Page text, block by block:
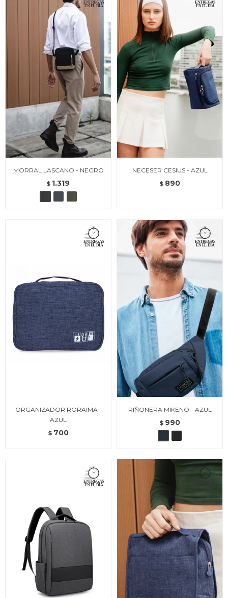
MORRAL LASCANO - NEGRO
$ 1.319
NECESER CESIUS - AZUL
$ 890
ORGANIZADOR RORAIMA -
AZUL
$ 700
RIÑONERA MIKENO - AZUL
$ 990